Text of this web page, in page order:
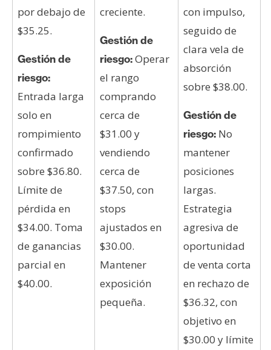
por debajo de
$35.25.
Gestión de
riesgo:
Entrada larga
solo en
rompimiento
confirmado
sobre $36.80.
Límite de
pérdida en
$34.00. Toma
de ganancias
parcial en
$40.00.
creciente.
Gestión de
riesgo:Operar
el rango
comprando
cerca de
$31.00 y
vendiendo
cerca de
$37.50, con
stops
ajustados en
$30.00.
Mantener
exposición
pequeña.
con impulso,
seguido de
clara vela de
absorción
sobre $38.00.
Gestión de
riesgo: No
mantener
posiciones
largas.
Estrategia
agresiva de
oportunidad
de venta corta
en rechazo de
$36.32, con
objetivo en
$30.00 y límite